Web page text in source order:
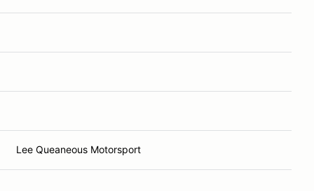
Lee Queaneous Motorsport